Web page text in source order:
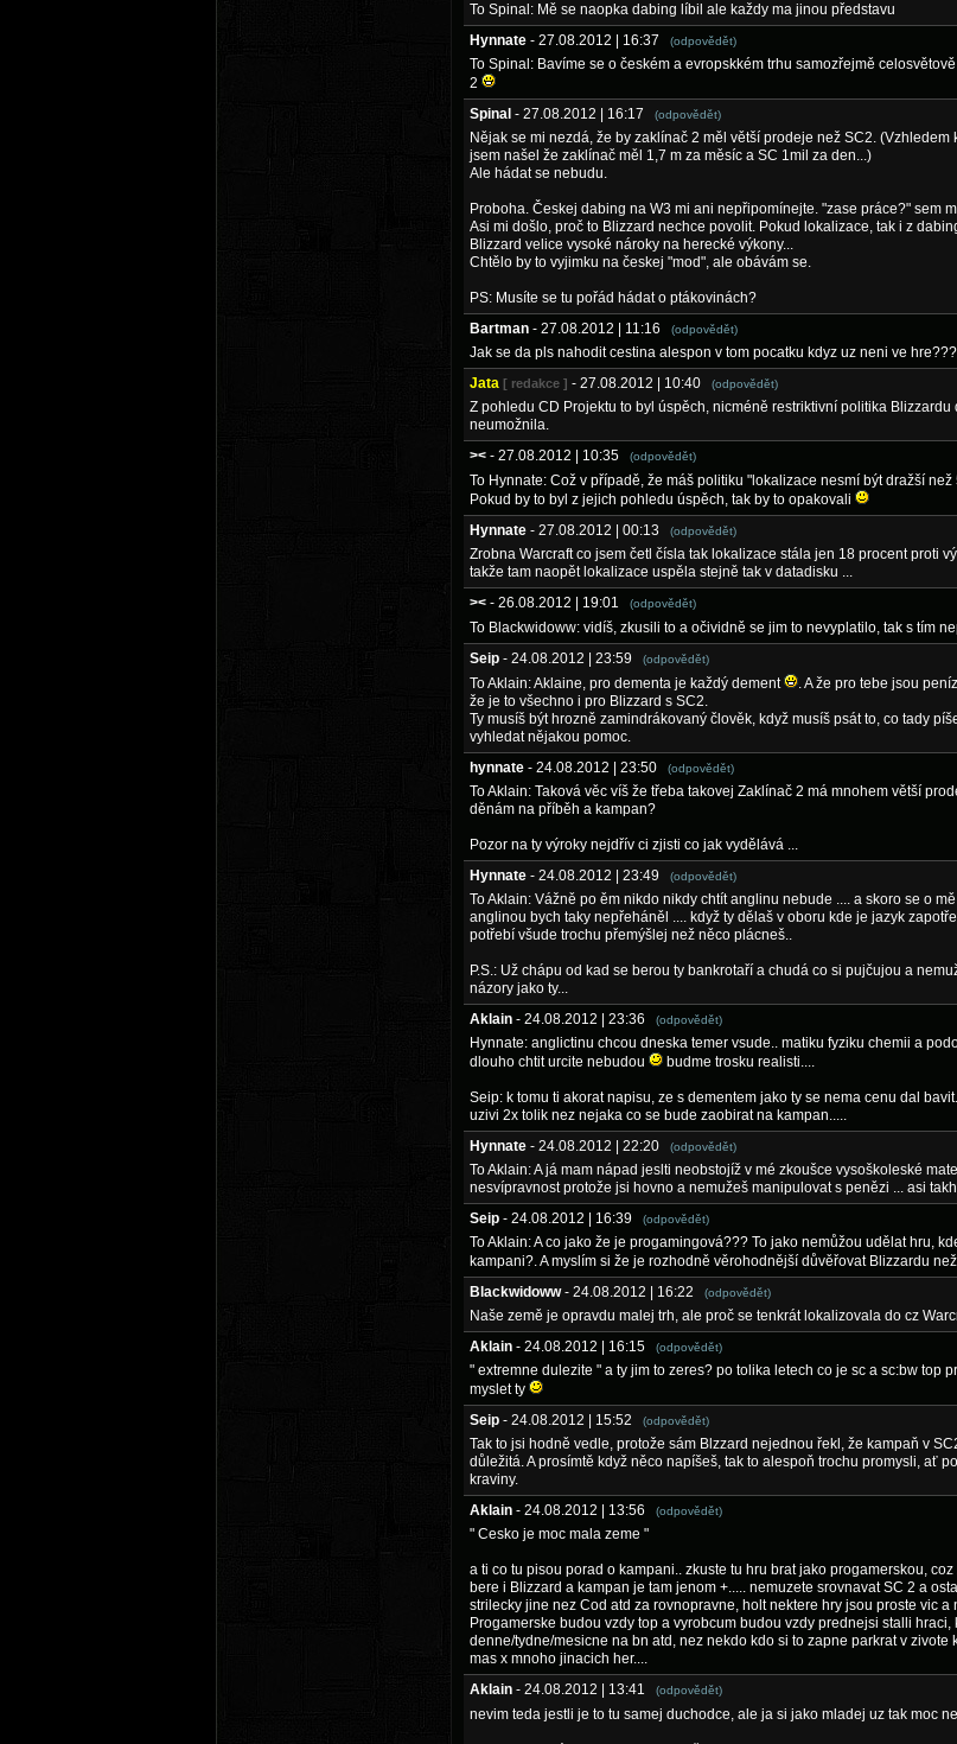
To Spinal: Mě se naopka dabing líbil ale každy ma jinou představu
Hynnate - 27.08.2012 | 16:37 (odpovědět)
To Spinal: Bavíme se o českém a evropskkém trhu samozřejmě
2
Spinal - 27.08.2012 | 16:17 (odpovědět)
Nějak se mi nezdá, že by zaklínač 2 měl větší prodeje než SC2. (Vzhledem
jsem našel že zaklínač měl 1,7 m za měsíc a SC 1mil za den...)
Ale hádat se nebudu.
Proboha. Českej dabing na W3 mi ani nepřipomínejte. "zase práce?" sem
Asi mi došlo, proč to Blizzard nechce povolit. Pokud lokalizace, tak i z
Blizzard velice vysoké nároky na herecké výkony...
Chtělo by to vyjimku na českej "mod", ale obávám se.
PS: Musíte se tu pořád hádat o ptákovinách?
Bartman - 27.08.2012 | 11:16 (odpovědět)
Jak se da pls nahodit cestina alespon v tom pocatku kdyz uz neni ve
Jata [ redakce ] - 27.08.2012 | 10:40 (odpovědět)
Z pohledu CD Projektu to byl úspěch, nicméně restriktivní politika Blizzardu
neumožnila.
>< - 27.08.2012 | 10:35 (odpovědět)
To Hynnate: Což v případě, že máš politiku "lokalizace nesmí být dražší než
Pokud by to byl z jejich pohledu úspěch, tak by to opakovali
Hynnate - 27.08.2012 | 00:13 (odpovědět)
Zrobna Warcraft co jsem četl čísla tak lokalizace stála jen 18 procent proti
takže tam naopět lokalizace uspěla stejně tak v datadisku ...
>< - 26.08.2012 | 19:01 (odpovědět)
To Blackwidoww: vidíš, zkusili to a očividně se jim to nevyplatilo, tak s tím
Seip - 24.08.2012 | 23:59 (odpovědět)
To Aklain: Aklaine, pro dementa je každý dement
. A že pro tebe jsou
že je to všechno i pro Blizzard s SC2.
Ty musíš být hrozně zamindrákovaný člověk, když musíš psát to, co tady
vyhledat nějakou pomoc.
hynnate - 24.08.2012 | 23:50 (odpovědět)
To Aklain: Taková věc víš že třeba takovej Zaklínač 2 má mnohem větší
děnám na příběh a kampan?
Pozor na ty výroky nejdřív ci zjisti co jak vydělává ...
Hynnate - 24.08.2012 | 23:49 (odpovědět)
To Aklain: Vážně po ěm nikdo nikdy chtít anglinu nebude .... a skoro se o
anglinou bych taky nepřeháněl .... když ty dělaš v oboru kde je jazyk
potřebí všude trochu přemýšlej než něco plácneš..
P.S.: Už chápu od kad se berou ty bankrotaří a chudá co si pujčujou a
názory jako ty...
Aklain - 24.08.2012 | 23:36 (odpovědět)
Hynnate: anglictinu chcou dneska temer vsude.. matiku fyziku chemii a
dlouho chtit urcite nebudou
budme trosku realisti....
Seip: k tomu ti akorat napisu, ze s dementem jako ty se nema cenu dal
uzivi 2x tolik nez nejaka co se bude zaobirat na kampan.....
Hynnate - 24.08.2012 | 22:20 (odpovědět)
To Aklain: A já mam nápad jeslti neobstojíž v mé zkoušce vysoškoleské
nesvípravnost protože jsi hovno a nemužeš manipulovat s penězi ... asi
Seip - 24.08.2012 | 16:39 (odpovědět)
To Aklain: A co jako že je progamingová??? To jako nemůžou udělat hru,
kampani?. A myslím si že je rozhodně věrohodnější důvěřovat Blizzardu
Blackwidoww - 24.08.2012 | 16:22 (odpovědět)
Naše země je opravdu malej trh, ale proč se tenkrát lokalizovala do cz
Aklain - 24.08.2012 | 16:15 (odpovědět)
" extremne dulezite " a ty jim to zeres? po tolika letech co je sc a sc:bw top
myslet ty
Seip - 24.08.2012 | 15:52 (odpovědět)
Tak to jsi hodně vedle, protože sám Blzzard nejednou řekl, že kampaň v
důležitá. A prosímtě když něco napíšeš, tak to alespoň trochu promysli, ať
kraviny.
Aklain - 24.08.2012 | 13:56 (odpovědět)
" Cesko je moc mala zeme "
a ti co tu pisou porad o kampani.. zkuste tu hru brat jako progamerskou,
bere i Blizzard a kampan je tam jenom +..... nemuzete srovnavat SC 2 a
strilecky jine nez Cod atd za rovnopravne, holt nektere hry jsou proste vic a
Progamerske budou vzdy top a vyrobcum budou vzdy prednejsi stalli hraci,
denne/tydne/mesicne na bn atd, nez nekdo kdo si to zapne parkrat v zivote
mas x mnoho jinacich her....
Aklain - 24.08.2012 | 13:41 (odpovědět)
nevim teda jestli je to tu samej duchodce, ale ja si jako mladej uz tak moc